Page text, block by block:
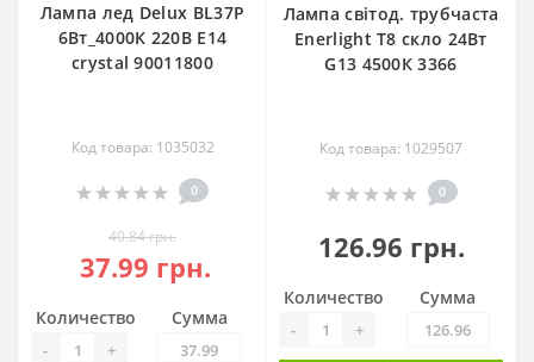
Лампа лед Delux BL37P
6Вт_4000К 220В Е14
crystal 90011800
Код товара: 1035032
0
40.84 грн.
37.99 грн.
Количество
- +
Сумма
Лампа світод. трубчаста
Enerlight Т8 скло 24Вт
G13 4500К 3366
Код товара: 1029507
0
126.96 грн.
Количество
- +
Сумма